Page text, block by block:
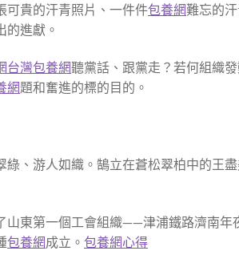
可貴的汗青照片、一件件包養網難忘的
的進獻。
台灣包養網聽黨話、跟黨走？若何組織
網題和奮進的標的目的。
綠、游人如織。鵠立在蒼松翠柏中的王
山東第一個工會組織——津浦鐵路濟南
包養網成立。包養網心得